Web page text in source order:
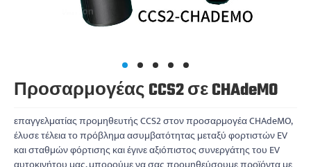
Προσαρμογέας CCS2 σε CHAdeMO
επαγγελματίας προμηθευτής CCS2 στον προσαρμογέα CHAdeMO,
έλυσε τέλεια το πρόβλημα ασυμβατότητας μεταξύ φορτιστών EV
και σταθμών φόρτισης και έγινε αξιόπιστος συνεργάτης του EV